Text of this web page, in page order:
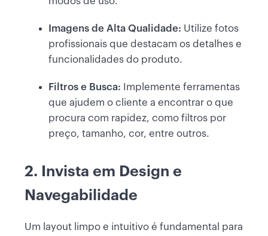
Imagens de Alta Qualidade: Utilize fotos
profissionais que destacam os detalhes e
funcionalidades do produto.
Filtros e Busca: Implemente ferramentas
que ajudem o cliente a encontrar o que
procura com rapidez, como filtros por
preço, tamanho, cor, entre outros.
2. Invista em Design e
Navegabilidade
Um layout limpo e intuitivo é fundamental para